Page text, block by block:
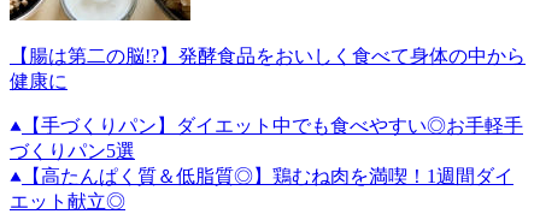
【腸は第二の脳!?】発酵食品をおいしく食べて身体の中から
健康に
【手づくりパン】ダイエット中でも食べやすい◎お手軽手
づくりパン5選
【高たんぱく質＆低脂質◎】鶏むね肉を満喫！1週間ダイ
エット献立◎